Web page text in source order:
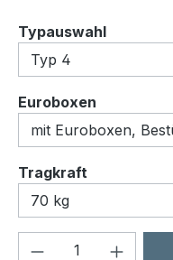
Typauswahl
Euroboxen
Tragkraft
Produkt